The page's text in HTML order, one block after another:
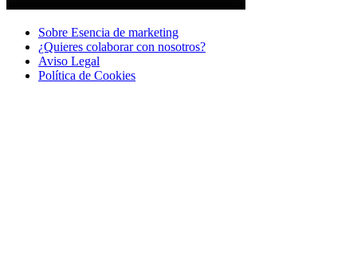
Sobre Esencia de marketing
¿Quieres colaborar con nosotros?
Aviso Legal
Polí­tica de Cookies